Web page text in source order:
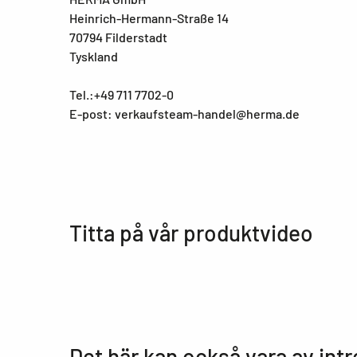
Heinrich-Hermann-Straße 14
70794 Filderstadt
Tyskland
Tel.:+49 711 7702-0
E-post: verkaufsteam-handel@herma.de
Titta på vår produktvideo